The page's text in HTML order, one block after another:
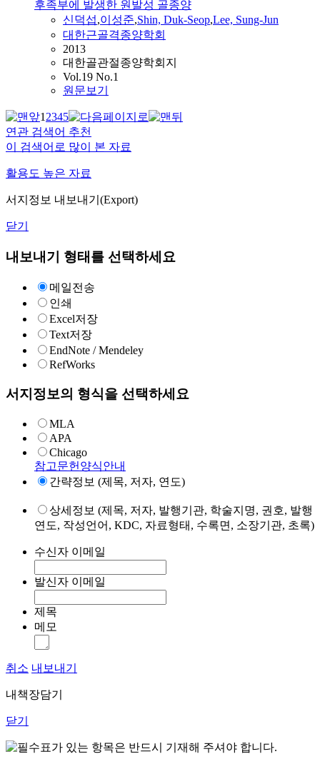
후족부에 발생한 원발성 골종양
신덕섭,이성준,Shin, Duk-Seop,Lee, Sung-Jun
대한근골격종양학회
2013
대한골관절종양학회지
Vol.19 No.1
원문보기
12345
연관 검색어 추천
이 검색어로 많이 본 자료
활용도 높은 자료
서지정보 내보내기(Export)
닫기
내보내기 형태를 선택하세요
메일전송
인쇄
Excel저장
Text저장
EndNote / Mendeley
RefWorks
서지정보의 형식을 선택하세요
MLA
APA
Chicago
참고문헌양식안내
간략정보 (제목, 저자, 연도)
상세정보 (제목, 저자, 발행기관, 학술지명, 권호, 발행
연도, 작성언어, KDC, 자료형태, 수록면, 소장기관, 초록)
수신자 이메일
발신자 이메일
제목
메모
취소 내보내기
내책장담기
닫기
표가 있는 항목은 반드시 기재해 주셔야 합니다.